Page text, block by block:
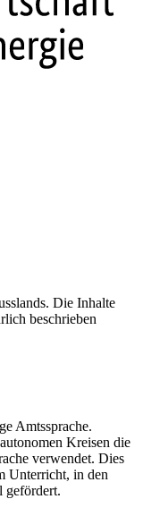
Amtssprache.
Kreisen die
verwendet. Dies
Unterricht, in den
gefördert.